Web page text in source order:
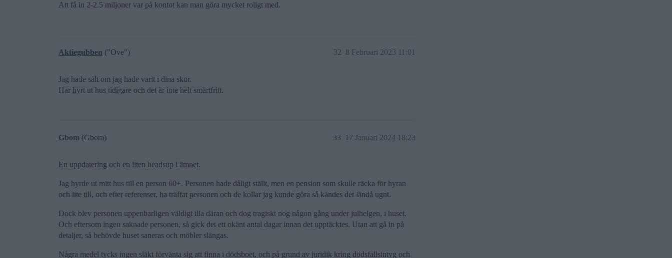
Att få in 2-2.5 miljoner var på kontot kan man göra mycket roligt med.
Aktiegubben ("Ove") 8 Februari 2023 11:01
32
Jag hade sålt om jag hade varit i dina skor.
Har hyrt ut hus tidigare och det är inte helt smärtfritt.
Gbom (Gbom) 17 Januari 2024 18:23
33
En uppdatering och en liten headsup i ämnet.
Jag hyrde ut mitt hus till en person 60+. Personen hade dåligt ställt, men en pension som skulle räcka för hyran
och lite till, och efter referenser, ha träffat personen och de kollar jag kunde göra så kändes det ländå ugnt.
Dock blev personen uppenbarligen väldigt illa däran och dog tragiskt nog någon gång under julhelgen, i huset.
Och eftersom ingen saknade personen, så gick det ett okänt antal dagar innan det upptäcktes. Utan att gå in på
detaljer, så behövde huset saneras och möbler slängas.
Några medel tycks ingen släkt förvänta sig att finna i dödsboet, och på grund av juridik kring dödsfallsintyg och